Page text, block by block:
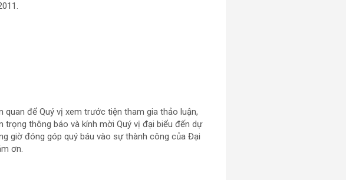
để Quý vị xem trước tiện tham gia thảo luận,
thông báo và kính mời Quý vị đại biểu đến dự
giờ đóng góp quý báu vào sự thành công của Đại
ơn.